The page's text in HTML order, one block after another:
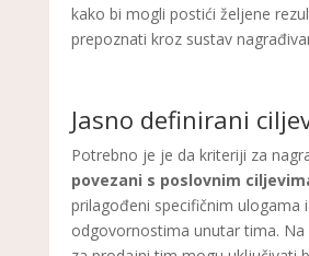
kako bi mogli postići željene
prepoznati kroz sustav
Jasno definirani
Potrebno je je da kriteriji za
povezani s poslovnim
prilagođeni specifičnim ulogama i
odgovornostima unutar tima.